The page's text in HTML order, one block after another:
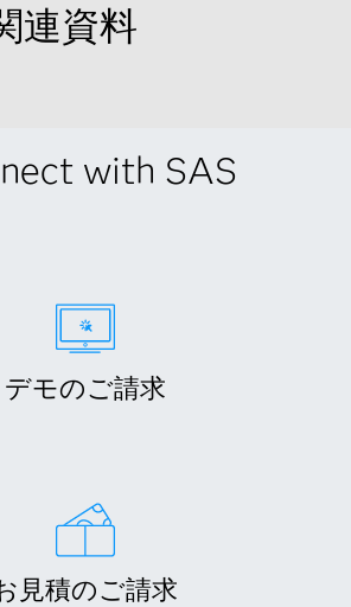
連資料
with SAS
デモのご請求
見積のご請求